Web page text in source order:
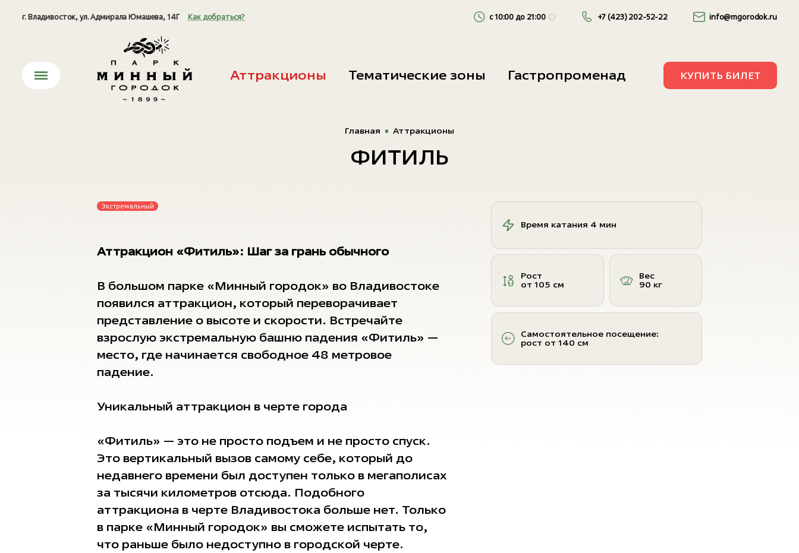
г. Владивосток, ул. Адмирала Юмашева, 14Г Как добраться? с 10:00 до 21:00
Выходные 10:00 — 22:00
+7 (423) 202-52-22 info@mgorodok.ru
Аттракционы Тематические зоны Гастропроменад КУПИТЬ БИЛЕТ
Главная Аттракционы
ФИТИЛЬ
Экстремальный
Аттракцион «Фитиль»: Шаг за грань обычного
В большом парке «Минный городок» во Владивостоке
появился аттракцион, который переворачивает
представление о высоте и скорости. Встречайте
взрослую экстремальную башню падения «Фитиль» —
место, где начинается свободное 48 метровое
падение.
Уникальный аттракцион в черте города
«Фитиль» — это не просто подъем и не просто спуск.
Это вертикальный вызов самому себе, который до
недавнего времени был доступен только в мегаполисах
за тысячи километров отсюда. Подобного
аттракциона в черте Владивостока больше нет. Только
в парке «Минный городок» вы сможете испытать то,
что раньше было недоступно в городской черте.
Время катания 4 мин
Рост
от 105 см
Вес
90 кг
Самостоятельное посещение:
рост от 140 см